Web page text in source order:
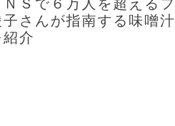
Ｓで６万人を超えるフ
さんが指南する味噌汁
介